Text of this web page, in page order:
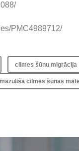
PMC4989712/
cilmes šūnu migrācija
mazulīša cilmes šūnas